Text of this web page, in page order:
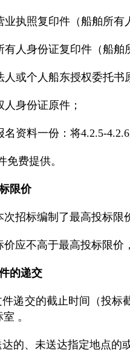
业执照复印件（船舶所有
有人身份证复印件（船舶
人或个人船东授权委托书
人身份证原件；
名资料一份：将4.2.5-
免费提供。
限价
招标编制了最高投标限
应不高于最高投标限价
的递交
递交的截止时间（投标
。
的、未送达指定地点的